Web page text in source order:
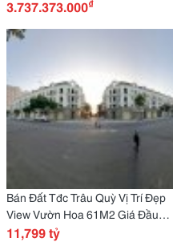
3.737.373.000₫
Bán Đất Tđc Trâu Quỳ Vị Trí Đẹp
View Vườn Hoa 61M2 Giá Đầu
Tư
11,799 tỷ